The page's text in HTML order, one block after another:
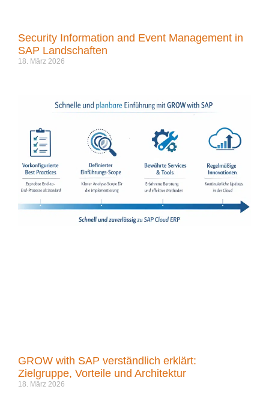
Security Information and Event Management in
SAP Landschaften
18. März 2026
GROW with SAP verständlich erklärt:
Zielgruppe, Vorteile und Architektur
18. März 2026